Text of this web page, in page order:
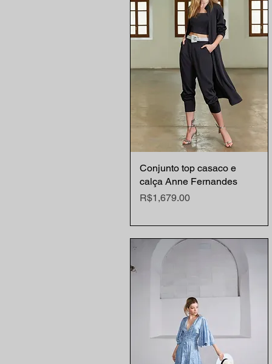
Quick View
Conjunto top casaco e
calça Anne Fernandes
Price
R$1,679.00